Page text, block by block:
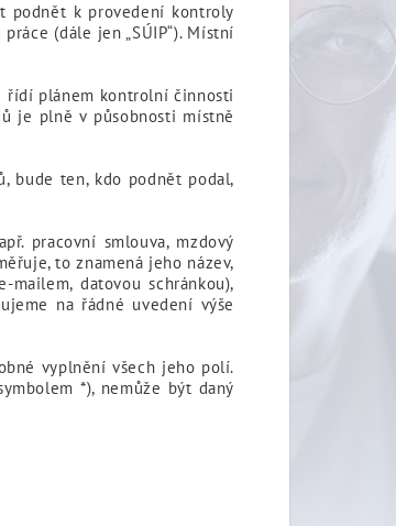
podnět k provedení kontroly
(dále jen „SÚIP“). Místní
řídí plánem kontrolní činnosti
je plně v působnosti místně
bude ten, kdo podnět podal,
pracovní smlouva, mzdový
to znamená jeho název,
datovou schránkou),
na řádné uvedení výše
vyplnění všech jeho polí.
*), nemůže být daný